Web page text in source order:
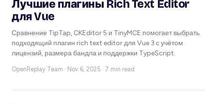
Лучшие плагины Rich Text Editor
для Vue
Сравнение TipTap, CKEditor 5 и TinyMCE помогает выбрать
подходящий плагин rich text editor для Vue 3 с учётом
лицензий, размера бандла и поддержки TypeScript.
OpenReplay Team · Nov 6, 2025 · 7 min read